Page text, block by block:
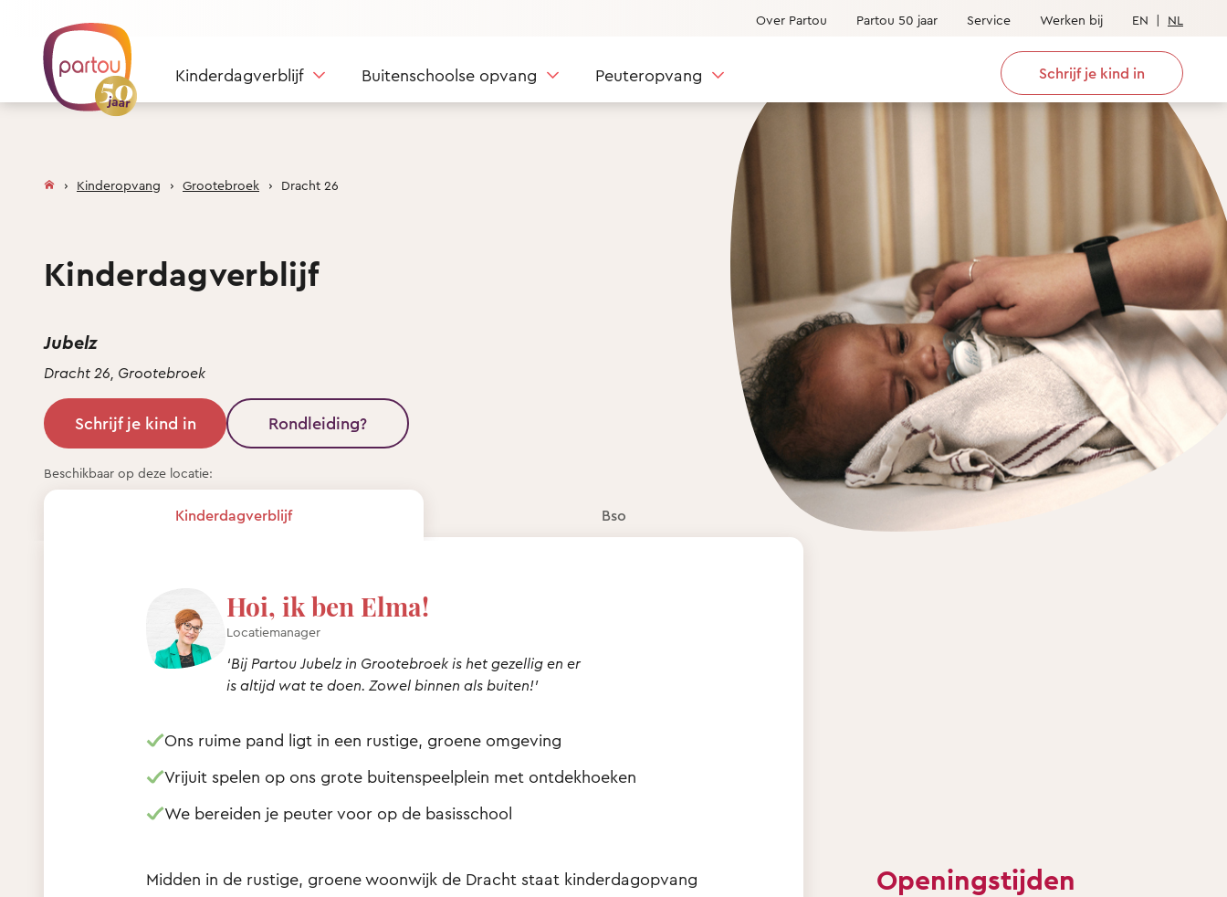
Over Partou Partou 50 jaar Service Werken bij EN | NL
Kinderdagverblijf Buitenschoolse opvang Peuteropvang Schrijf je kind in
Kinderopvang Grootebroek Dracht 26
Kinderdagverblijf
Jubelz
Dracht 26, Grootebroek
Schrijf je kind in Rondleiding?
Beschikbaar op deze locatie:
Kinderdagverblijf Bso
Hoi, ik ben Elma!
Locatiemanager
‘Bij Partou Jubelz in Grootebroek is het gezellig en er
is altijd wat te doen. Zowel binnen als buiten!’
Ons ruime pand ligt in een rustige, groene omgeving
Vrijuit spelen op ons grote buitenspeelplein met ontdekhoeken
We bereiden je peuter voor op de basisschool
Midden in de rustige, groene woonwijk de Dracht staat kinderdagopvang
Openingstijden